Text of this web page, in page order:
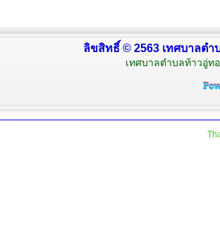
ลิขสิทธิ์ © 2563 เทศบาลต
เทศบาลตำบลท้าวอู่ท